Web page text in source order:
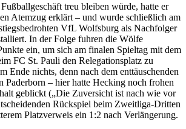
treu bleiben würde, hatte er
Atemzug erklärt – und wurde schließlich am
VfL Wolfsburg als Nachfolger
In der Folge fuhren die Wölfe
ein, um sich am finalen Spieltag mit dem
FC St. Pauli den Relegationsplatz zu
Ende nichts, denn nach dem enttäuschenden
Paderborn – hier hatte Hecking noch frohen
geblickt („Die Zuversicht ist nach wie vor
Rückspiel beim Zweitliga-Dritten
Platzverweis ein 1:2 nach Verlängerung.